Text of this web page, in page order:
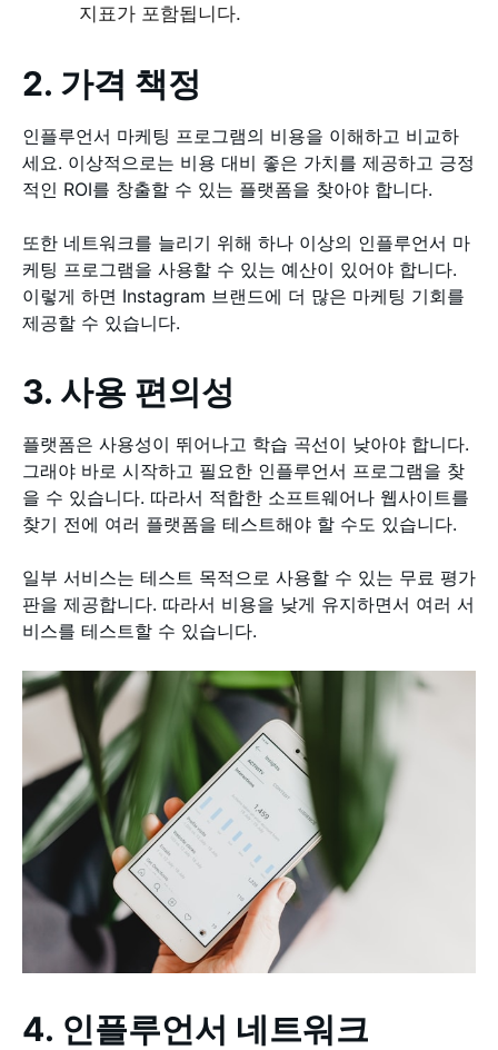
지표가 포함됩니다.
2. 가격 책정
인플루언서 마케팅 프로그램의 비용을 이해하고 비교하
세요. 이상적으로는 비용 대비 좋은 가치를 제공하고 긍정
적인 ROI를 창출할 수 있는 플랫폼을 찾아야 합니다.
또한 네트워크를 늘리기 위해 하나 이상의 인플루언서 마
케팅 프로그램을 사용할 수 있는 예산이 있어야 합니다.
이렇게 하면 Instagram 브랜드에 더 많은 마케팅 기회를
제공할 수 있습니다.
3. 사용 편의성
플랫폼은 사용성이 뛰어나고 학습 곡선이 낮아야 합니다.
그래야 바로 시작하고 필요한 인플루언서 프로그램을 찾
을 수 있습니다. 따라서 적합한 소프트웨어나 웹사이트를
찾기 전에 여러 플랫폼을 테스트해야 할 수도 있습니다.
일부 서비스는 테스트 목적으로 사용할 수 있는 무료 평가
판을 제공합니다. 따라서 비용을 낮게 유지하면서 여러 서
비스를 테스트할 수 있습니다.
4. 인플루언서 네트워크